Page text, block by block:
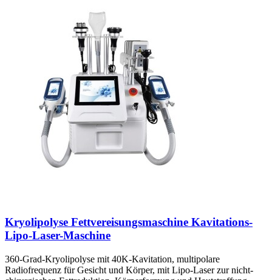
Kryolipolyse Fettvereisungsmaschine Kavitations-
Lipo-Laser-Maschine
360-Grad-Kryolipolyse mit 40K-Kavitation, multipolare
Radiofrequenz für Gesicht und Körper, mit Lipo-Laser zur nicht-